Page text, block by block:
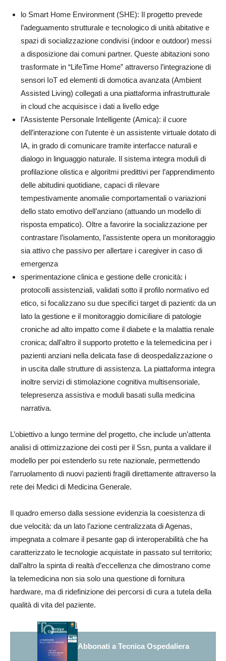
lo Smart Home Environment (SHE): Il progetto prevede
l’adeguamento strutturale e tecnologico di unità abitative e
spazi di socializzazione condivisi (indoor e outdoor) messi
a disposizione dai comuni partner. Queste abitazioni sono
trasformate in “LifeTime Home” attraverso l’integrazione di
sensori IoT ed elementi di domotica avanzata (Ambient
Assisted Living) collegati a una piattaforma infrastrutturale
in cloud che acquisisce i dati a livello edge
l’Assistente Personale Intelligente (Amica): il cuore
dell’interazione con l’utente è un assistente virtuale dotato di
IA, in grado di comunicare tramite interfacce naturali e
dialogo in linguaggio naturale. Il sistema integra moduli di
profilazione olistica e algoritmi predittivi per l’apprendimento
delle abitudini quotidiane, capaci di rilevare
tempestivamente anomalie comportamentali o variazioni
dello stato emotivo dell’anziano (attuando un modello di
risposta empatico). Oltre a favorire la socializzazione per
contrastare l’isolamento, l’assistente opera un monitoraggio
sia attivo che passivo per allertare i caregiver in caso di
emergenza
sperimentazione clinica e gestione delle cronicità: i
protocolli assistenziali, validati sotto il profilo normativo ed
etico, si focalizzano su due specifici target di pazienti: da un
lato la gestione e il monitoraggio domiciliare di patologie
croniche ad alto impatto come il diabete e la malattia renale
cronica; dall’altro il supporto protetto e la telemedicina per i
pazienti anziani nella delicata fase di deospedalizzazione o
in uscita dalle strutture di assistenza. La piattaforma integra
inoltre servizi di stimolazione cognitiva multisensoriale,
telepresenza assistiva e moduli basati sulla medicina
narrativa.
L’obiettivo a lungo termine del progetto, che include un’attenta
analisi di ottimizzazione dei costi per il Ssn, punta a validare il
modello per poi estenderlo su rete nazionale, permettendo
l’arruolamento di nuovi pazienti fragili direttamente attraverso la
rete dei Medici di Medicina Generale.
Il quadro emerso dalla sessione evidenzia la coesistenza di
due velocità: da un lato l’azione centralizzata di Agenas,
impegnata a colmare il pesante gap di interoperabilità che ha
caratterizzato le tecnologie acquistate in passato sul territorio;
dall’altro la spinta di realtà d’eccellenza che dimostrano come
la telemedicina non sia solo una questione di fornitura
hardware, ma di ridefinizione dei percorsi di cura a tutela della
qualità di vita del paziente.
Abbonati a Tecnica Ospedaliera